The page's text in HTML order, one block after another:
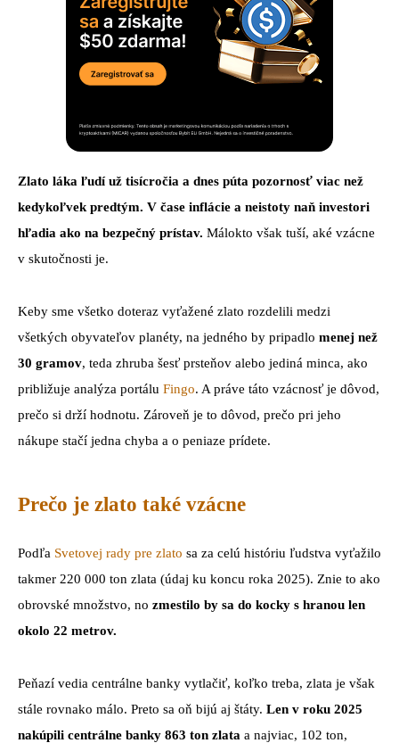
Zlato láka ľudí už tisícročia a dnes púta pozornosť viac než
kedykoľvek predtým. V čase inflácie a neistoty naň investori
hľadia ako na bezpečný prístav. Málokto však tuší, aké vzácne
v skutočnosti je.
Keby sme všetko doteraz vyťažené zlato rozdelili medzi
všetkých obyvateľov planéty, na jedného by pripadlo menej než
30 gramov, teda zhruba šesť prsteňov alebo jediná minca, ako
približuje analýza portálu Fingo. A práve táto vzácnosť je dôvod,
prečo si drží hodnotu. Zároveň je to dôvod, prečo pri jeho
nákupe stačí jedna chyba a o peniaze prídete.
Prečo je zlato také vzácne
Podľa Svetovej rady pre zlato sa za celú históriu ľudstva vyťažilo
takmer 220 000 ton zlata (údaj ku koncu roka 2025). Znie to ako
obrovské množstvo, no zmestilo by sa do kocky s hranou len
okolo 22 metrov.
Peňazí vedia centrálne banky vytlačiť, koľko treba, zlata je však
stále rovnako málo. Preto sa oň bijú aj štáty. Len v roku 2025
nakúpili centrálne banky 863 ton zlata a najviac, 102 ton,